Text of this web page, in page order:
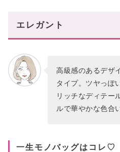
エレガント
高級感のあるデザ
タイプ。ツヤっぽ
リッチなディテー
ルで華やかな色合
一生モノバッグはコレ♡